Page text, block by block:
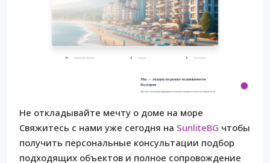
Не откладывайте мечту о доме на море
Свяжитесь с нами уже сегодня на SunliteBG чтобы
получить персональные консультации подбор
подходящих объектов и полное сопровождение